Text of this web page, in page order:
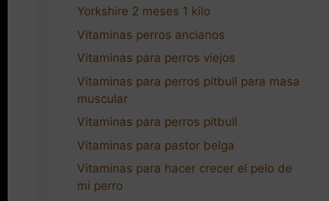
Yorkshire 2 meses 1 kilo
Vitaminas perros ancianos
Vitaminas para perros viejos
Vitaminas para perros pitbull para masa
muscular
Vitaminas para perros pitbull
Vitaminas para pastor belga
Vitaminas para hacer crecer el pelo de
mi perro